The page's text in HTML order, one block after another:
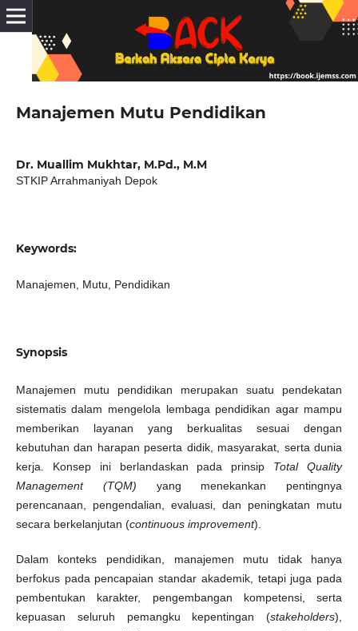
Manajemen Mutu Pendidikan
Dr. Muallim Mukhtar, M.Pd., M.M
STKIP Arrahmaniyah Depok
Keywords:
Manajemen, Mutu, Pendidikan
Synopsis
Manajemen mutu pendidikan merupakan suatu pendekatan
sistematis dalam mengelola lembaga pendidikan agar mampu
memberikan layanan yang berkualitas sesuai dengan
kebutuhan dan harapan peserta didik, masyarakat, serta dunia
kerja. Konsep ini berlandaskan pada prinsip Total Quality
Management (TQM) yang menekankan pentingnya
perencanaan, pengendalian, evaluasi, dan peningkatan mutu
secara berkelanjutan (continuous improvement).
Dalam konteks pendidikan, manajemen mutu tidak hanya
berfokus pada pencapaian standar akademik, tetapi juga pada
pembentukan karakter, pengembangan kompetensi, serta
kepuasan seluruh pemangku kepentingan (stakeholders),